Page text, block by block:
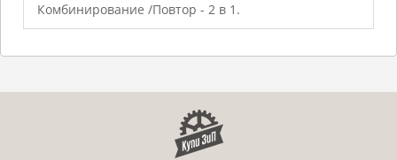
Комбинирование /Повтор - 2 в 1.